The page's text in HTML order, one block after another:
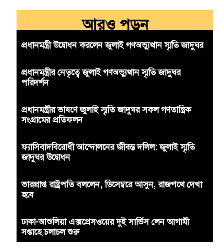
আরও পড়ুন
প্রধানমন্ত্রী উদ্বোধন করলেন জুলাই গণঅভ্যুত্থান স্মৃতি জাদুঘর
প্রধানমন্ত্রীর নেতৃত্বে জুলাই গণঅভ্যুত্থান স্মৃতি জাদুঘর
পরিদর্শন
প্রধানমন্ত্রীর ভাষণে জুলাই স্মৃতি জাদুঘর সকল গণতান্ত্রিক
সংগ্রামের প্রতিফলন
ফ্যাসিবাদবিরোধী আন্দোলনের জীবন্ত দলিল: জুলাই স্মৃতি
জাদুঘর উদ্বোধন
ভারপ্রাপ্ত রাষ্ট্রপতি বললেন, ডিসেম্বরে আসুন, রাজপথে দেখা
হবে
ঢাকা-আশুলিয়া এক্সপ্রেসওয়ের দুই সার্ভিস লেন আগামী
সপ্তাহে চলাচল শুরু